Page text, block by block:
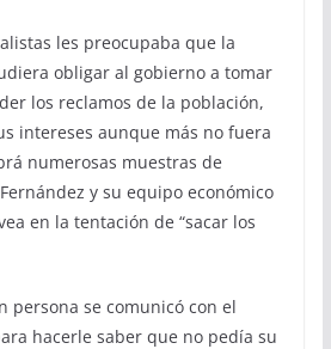
les preocupaba que la
obligar al gobierno a tomar
los reclamos de la población,
intereses aunque más no fuera
numerosas muestras de
y su equipo económico
en la tentación de “sacar los
persona se comunicó con el
hacerle saber que no pedía su